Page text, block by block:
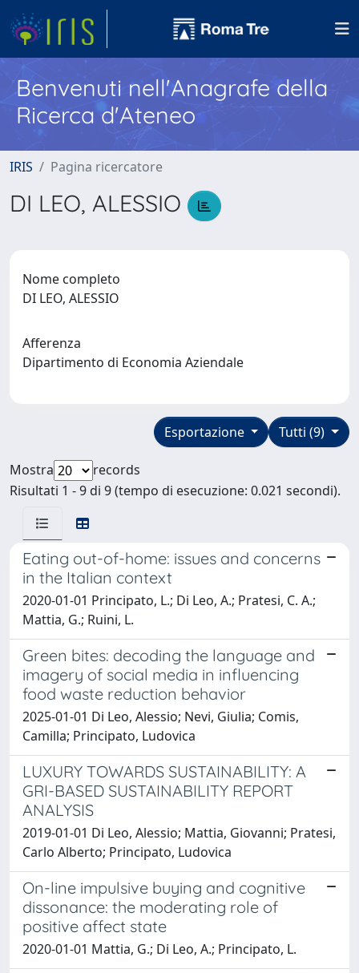
Benvenuti nell'Anagrafe della
Ricerca d'Ateneo
IRIS Pagina ricercatore
DI LEO, ALESSIO
Nome completo
DI LEO, ALESSIO
Afferenza
Dipartimento di Economia Aziendale
Tutti (9)
Esportazione
Mostra
records
Risultati 1 - 9 di 9 (tempo di esecuzione: 0.021 secondi).
Eating out-of-home: issues and concerns
in the Italian context
2020-01-01 Principato, L.; Di Leo, A.; Pratesi, C. A.;
Mattia, G.; Ruini, L.
Green bites: decoding the language and
imagery of social media in influencing
food waste reduction behavior
2025-01-01 Di Leo, Alessio; Nevi, Giulia; Comis,
Camilla; Principato, Ludovica
LUXURY TOWARDS SUSTAINABILITY: A
GRI-BASED SUSTAINABILITY REPORT
ANALYSIS
2019-01-01 Di Leo, Alessio; Mattia, Giovanni; Pratesi,
Carlo Alberto; Principato, Ludovica
On-line impulsive buying and cognitive
dissonance: the moderating role of
positive affect state
2020-01-01 Mattia, G.; Di Leo, A.; Principato, L.